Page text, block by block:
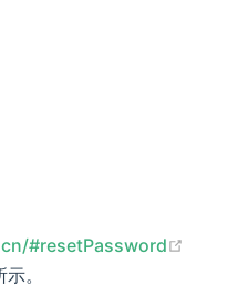
#resetPassword
。